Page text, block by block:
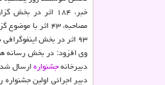
۹۳ اثر در بخش اینفوگرافی بوده است.
دبیرخانهجشنوارهارسال